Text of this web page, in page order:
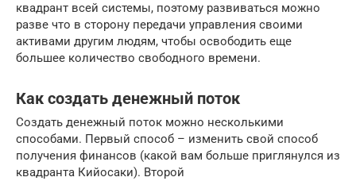
квадрант всей системы, поэтому развиваться можно
разве что в сторону передачи управления своими
активами другим людям, чтобы освободить еще
большее количество свободного времени.
Как создать денежный поток
Создать денежный поток можно несколькими
способами. Первый способ – изменить свой способ
получения финансов (какой вам больше приглянулся из
квадранта Кийосаки). Второй